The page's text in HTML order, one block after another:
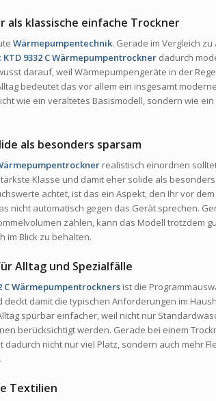
als klassische einfache Trockner
Wärmepumpentechnik. Gerade im Vergleich
KTD 9332 C Wärmepumpentrockner dadurch
darauf, weil Wärmepumpengeräte in der
bedeutet das vor allem ein insgesamt
wie ein veraltetes Basismodell, sondern wie ein
als besonders sparsam
realistisch einordnen
Klasse und damit eher solide als
achtet, ist das ein Aspekt, den Ihr vor
nicht automatisch gegen das Gerät sprechen.
zählen, kann das Modell trotzdem
im Blick zu behalten.
Alltag und Spezialfälle
C Wärmepumpentrockners ist die
deckt damit die typischen Anforderungen im
spürbar einfacher, weil nicht nur
berücksichtigt werden. Gerade bei einem
dadurch nicht nur viel Platz, sondern auch mehr
Textilien